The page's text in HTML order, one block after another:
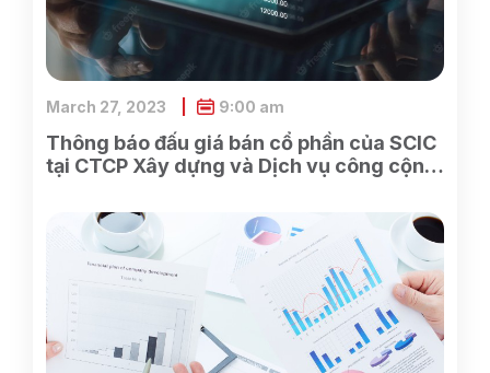
Thông báo đấu giá bán cổ phần của SCIC
tại CTCP Xây dựng và Dịch vụ công cộng
March 27, 2023 9:00 am